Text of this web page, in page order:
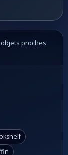
proches